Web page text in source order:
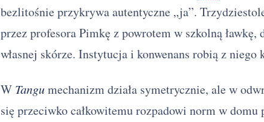
bezlitośnie przykrywa autentyczne „ja”.
przez profesora Pimkę z powrotem w szkolną ławkę,
własnej skórze. Instytucja i konwenans robią z niego
W Tangumechanizm działa symetrycznie, ale w
się przeciwko całkowitemu rozpadowi norm w domu